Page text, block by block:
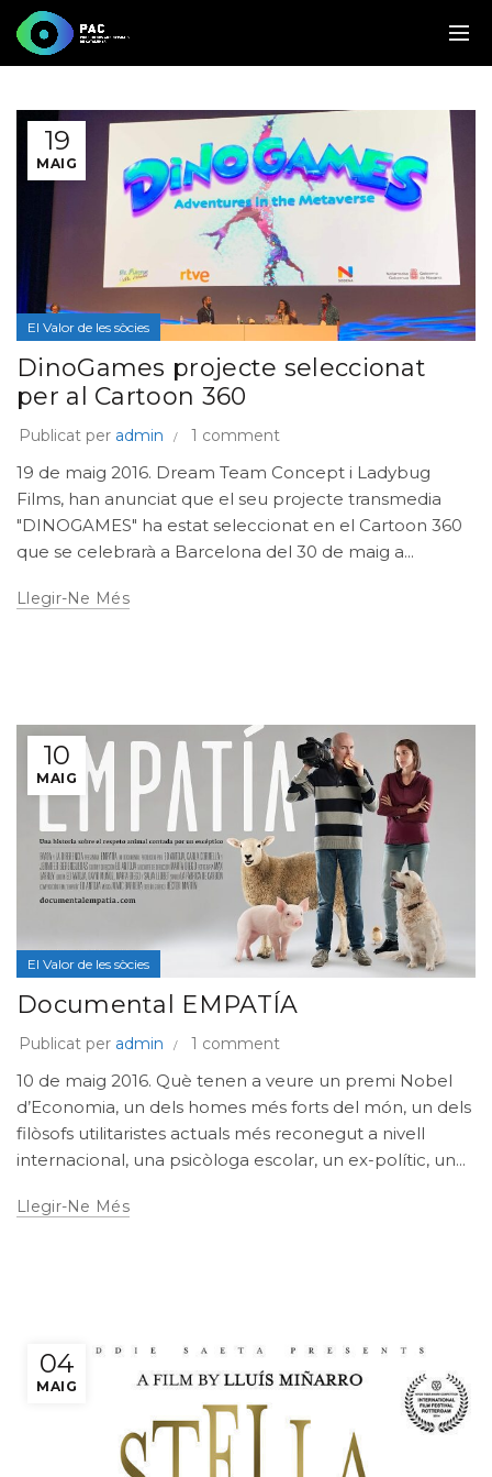
19
MAIG
El Valor de les sòcies
DinoGames projecte seleccionat
per al Cartoon 360
Publicat per admin 1 comment
19 de maig 2016. Dream Team Concept i Ladybug
Films, han anunciat que el seu projecte transmedia
"DINOGAMES" ha estat seleccionat en el Cartoon 360
que se celebrarà a Barcelona del 30 de maig a...
Llegir-Ne Més
10
MAIG
El Valor de les sòcies
Documental EMPATÍA
Publicat per admin 1 comment
10 de maig 2016. Què tenen a veure un premi Nobel
d’Economia, un dels homes més forts del món, un dels
filòsofs utilitaristes actuals més reconegut a nivell
internacional, una psicòloga escolar, un ex-polític, un...
Llegir-Ne Més
04
MAIG